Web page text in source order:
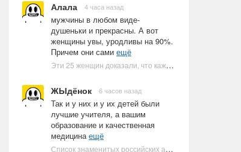
Алала 4 часа назад
мужчины в любом виде-
душеньки и прекрасны. А вот
женщины увы, уродливы на 90%.
Причем они сами ещё
Эти 25 женщин доказали, что каждое тело имеет право быть в бикини
ЖЫдёнок 6 часов назад
Так и у них и у их детей были
лучшие учителя, а вашим
образование и качественная
медицинаещё
Список знаменитых российских артистов-евреев | Ультрамарин